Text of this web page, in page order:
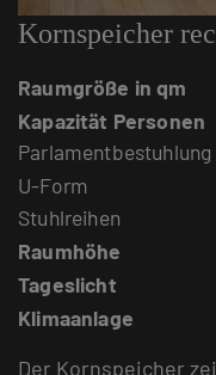
Kornspeicher
Raumgröße in qm
Kapazität Personen
Parlamentbestuhlung
U-Form
Stuhlreihen
Raumhöhe
Tageslicht
Klimaanlage
Der Kornspeicher